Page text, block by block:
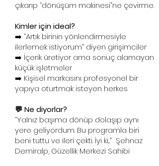
çıkarıp “dönüşüm makinesi”ne çevirme.
Kimler için ideal?
➡️ “Artık birinin yönlendirmesiyle
ilerlemek istiyorum” diyen girişimciler
➡️ İçerik üretiyor ama sonuç alamayan
küçük işletmeler
➡️ Kişisel markasını profesyonel bir
yapıya oturtmak isteyen herkes
💬 Ne diyorlar?
“Yalnız başıma dönüp dolaşıp aynı
yere geliyordum. Bu programla biri
beni tuttu ve ileri çekti. İyi ki...” Şehnaz
Demiralp, Güzellik Merkezi Sahibi